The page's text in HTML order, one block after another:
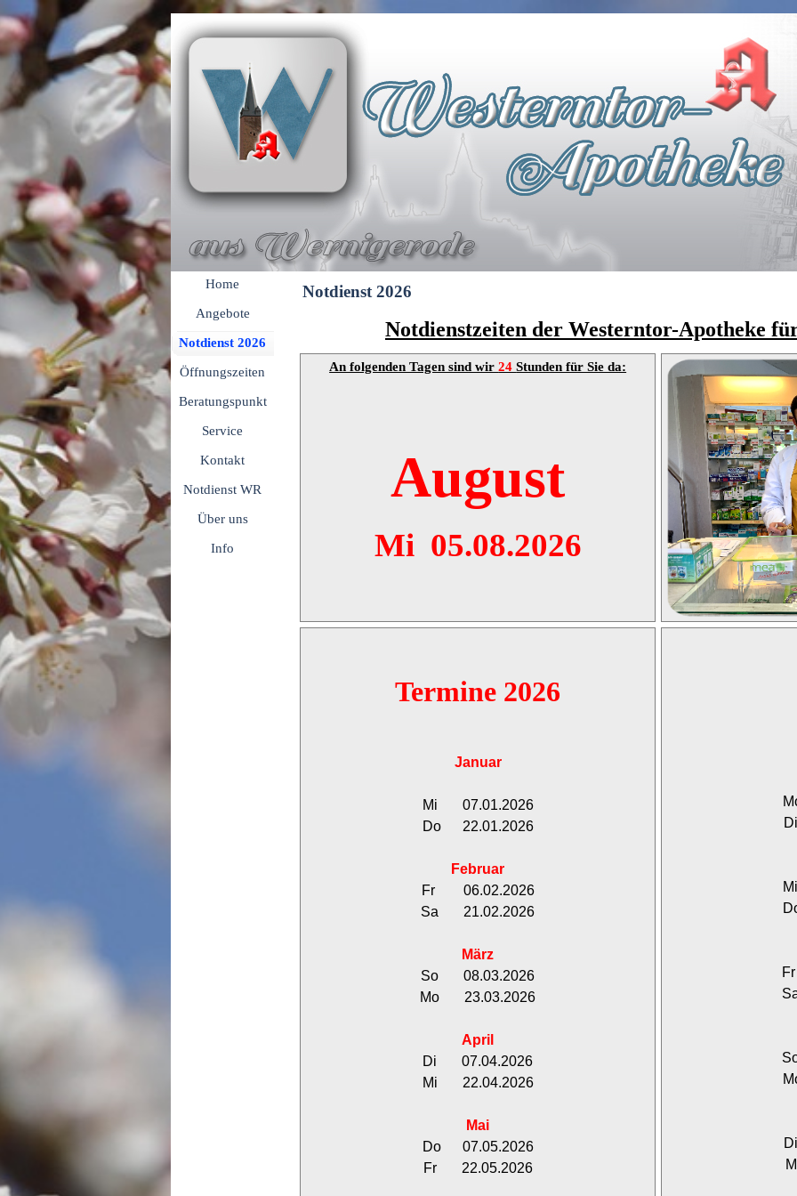
Direkt zum Seiteninhalt
Home
Angebote
Notdienst 2026
Öffnungszeiten
Beratungspunkt
Service
Kontakt
Notdienst WR
Über uns
Info
Notdienst 2026
Notdienstzeiten der Westerntor-Apotheke
An folgenden Tagen sind wir24Stunden für Sie da:
August
Mi 05.08.2026
Termine 2026
Januar
Mi 07.01.2026
Do 22.01.2026
Februar
Fr 06.02.2026
Sa 21.02.2026
März
So 08.03.2026
Mo 23.03.2026
April
Di 07.04.2026
Mi 22.04.2026
Mai
Do 07.05.2026
Fr 22.05.2026